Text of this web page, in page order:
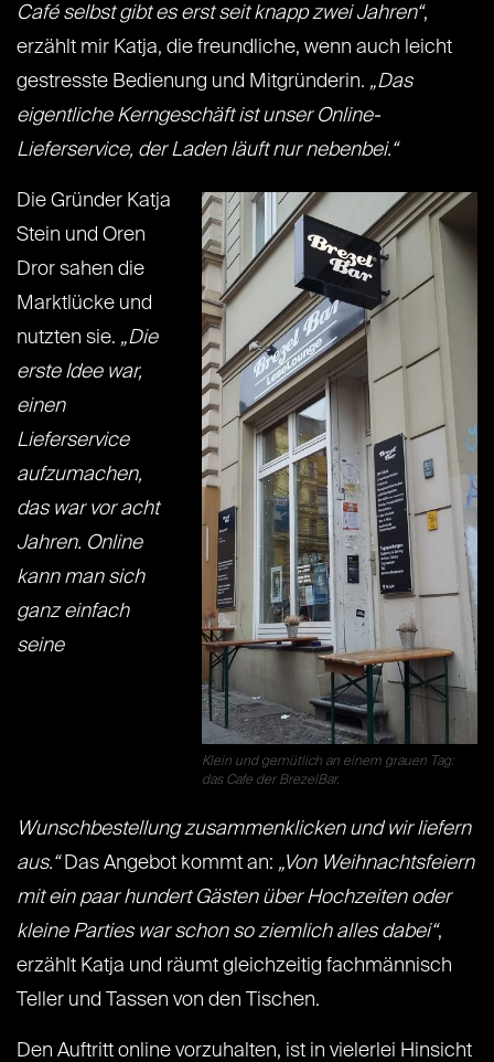
Café selbst gibt es erst seit knapp zwei Jahren“,
erzählt mir Katja, die freundliche, wenn auch leicht
gestresste Bedienung und Mitgründerin. „Das
eigentliche Kerngeschäft ist unser Online-
Lieferservice, der Laden läuft nur nebenbei.“
Klein und gemütlich an einem grauen Tag:
das Cafe der BrezelBar.
Die Gründer Katja
Stein und Oren
Dror sahen die
Marktlücke und
nutzten sie. „Die
erste Idee war,
einen
Lieferservice
aufzumachen,
das war vor acht
Jahren. Online
kann man sich
ganz einfach
seine
Wunschbestellung zusammenklicken und wir liefern
aus.“Das Angebot kommt an: „Von Weihnachtsfeiern
mit ein paar hundert Gästen über Hochzeiten oder
kleine Parties war schon so ziemlich alles dabei“,
erzählt Katja und räumt gleichzeitig fachmännisch
Teller und Tassen von den Tischen.
Den Auftritt online vorzuhalten, ist in vielerlei Hinsicht